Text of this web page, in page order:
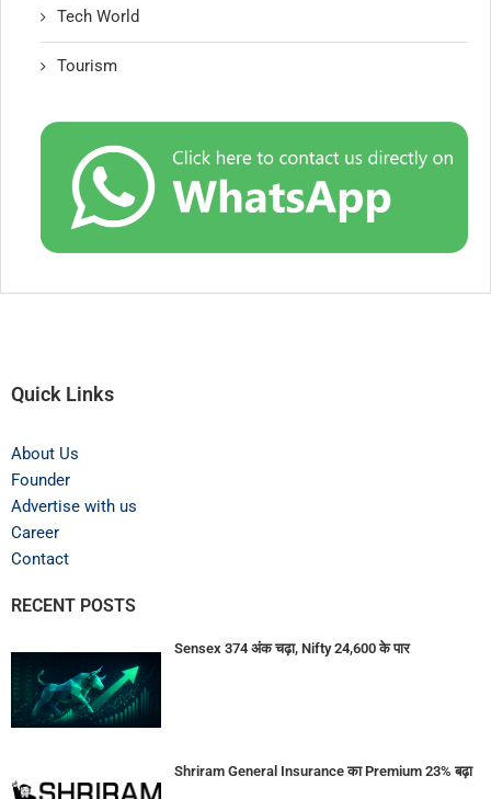
Tech World
Tourism
Quick Links
About Us
Founder
Advertise with us
Career
Contact
RECENT POSTS
Sensex 374 अंक चढ़ा, Nifty 24,600 के पार
Shriram General Insurance का Premium 23% बढ़ा